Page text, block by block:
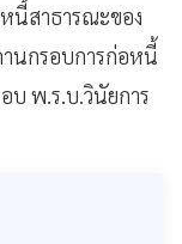
นี้สาธารณะของ
นกรอบการก่อหนี้
บ พ.ร.บ.วินัยการ